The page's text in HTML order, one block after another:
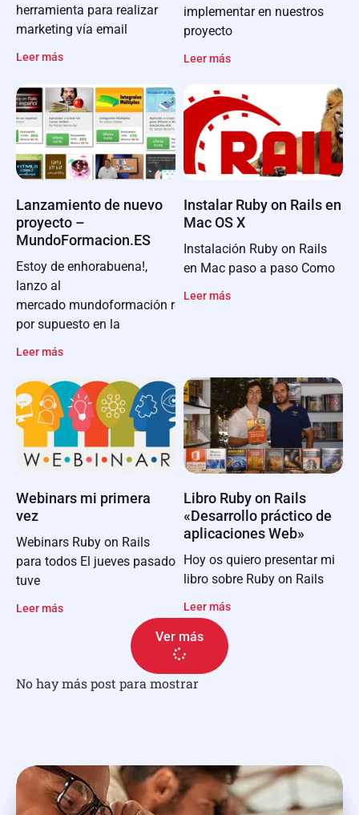
herramienta para realizar
marketing vía email
Leer más
implementar en nuestros
proyecto
Leer más
Lanzamiento de nuevo
proyecto –
MundoFormacion.ES
Estoy de enhorabuena!,
lanzo al
mercado mundoformación realizado
por supuesto en la
Leer más
Instalar Ruby on Rails en
Mac OS X
Instalación Ruby on Rails
en Mac paso a paso Como
Leer más
Webinars mi primera
vez
Webinars Ruby on Rails
para todos El jueves pasado
tuve
Leer más
Libro Ruby on Rails
«Desarrollo práctico de
aplicaciones Web»
Hoy os quiero presentar mi
libro sobre Ruby on Rails
Leer más
Ver más
No hay más post para mostrar